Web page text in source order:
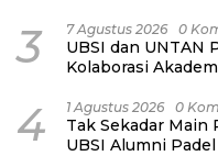
3 7 Agustus 2026 0
UBSI dan UNTAN
Kolaborasi
4 1 Agustus 2026 0
Tak Sekadar Main
UBSI Alumni